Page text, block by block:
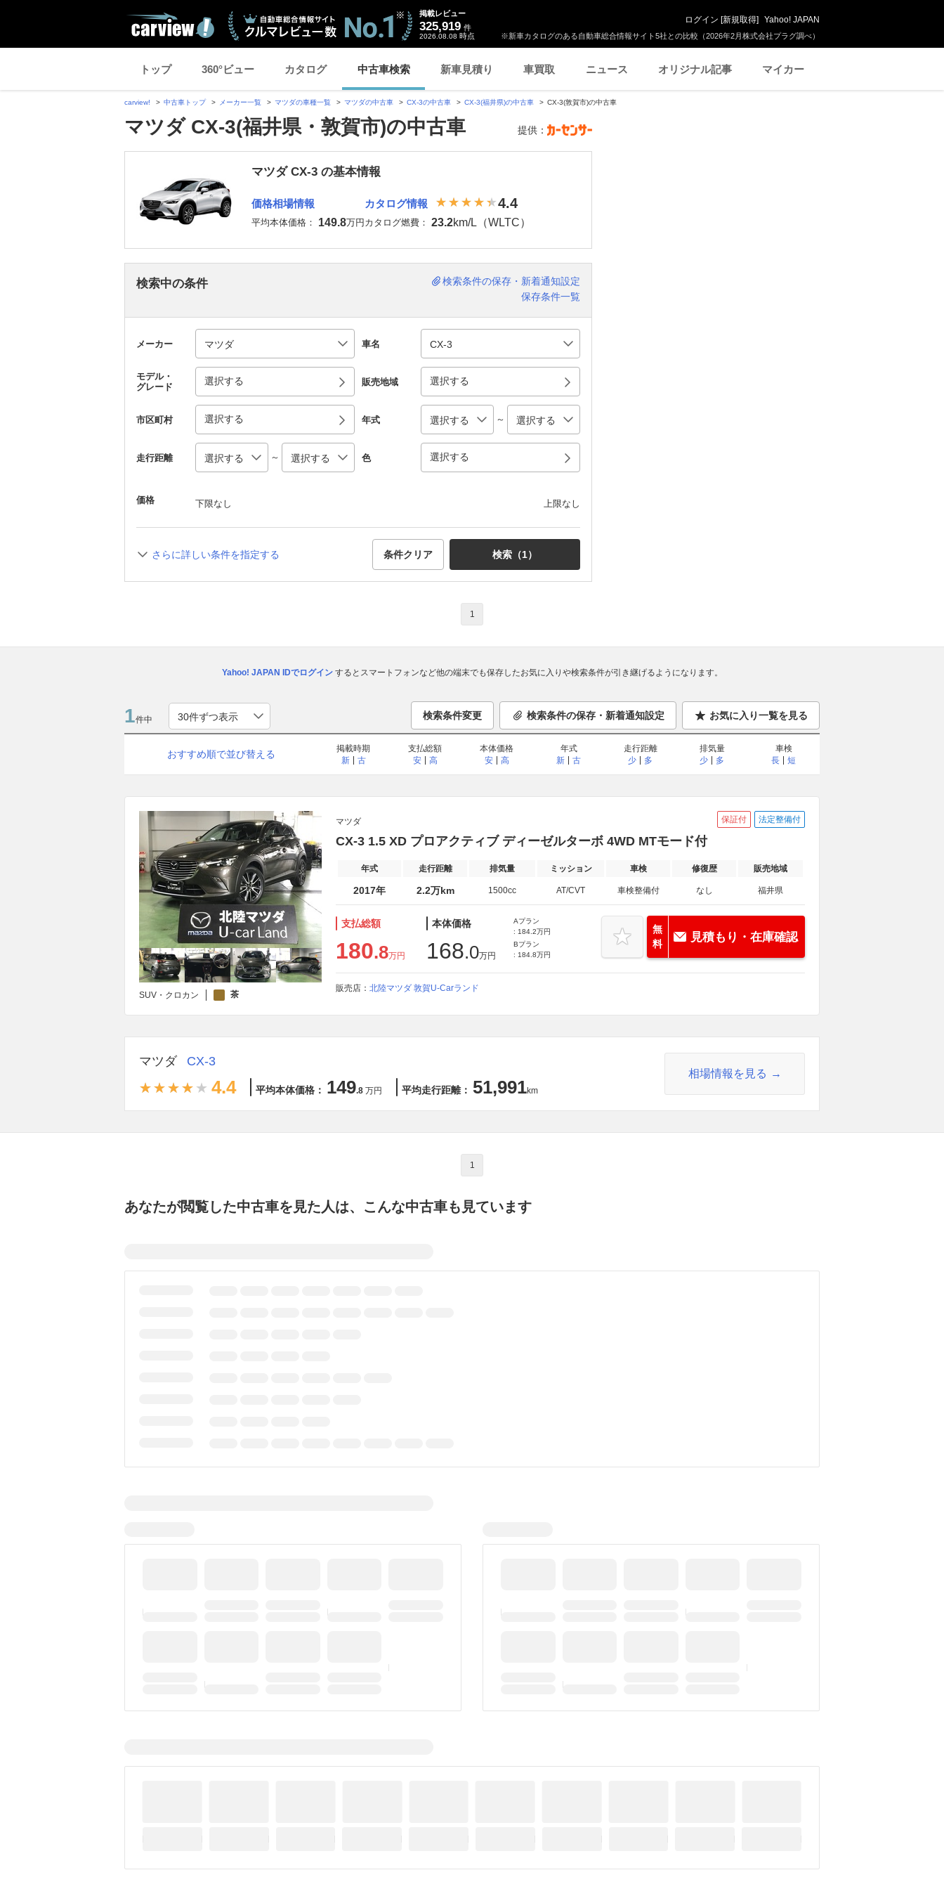
※新車カタログのある自動車総合情報サイト5社との比較（2026年2月株式会社プラグ調べ）
掲載レビュー
325,919 件
2026.08.08 時点
ログイン [新規取得] Yahoo! JAPAN
トップ 360°ビュー カタログ 中古車検索 新車見積り 車買取 ニュース オリジナル記事 マイカー
carview! 中古車トップ メーカー一覧 マツダの車種一覧 マツダの中古車 CX-3の中古車 CX-3(福井県)の中古車 CX-3(敦賀市)の中古車
マツダ CX-3(福井県・敦賀市)の中古車 提供：
マツダ CX-3 の基本情報
価格相場情報
平均本体価格： 149.8万円
カタログ情報 4.4
カタログ燃費： 23.2km/L（WLTC）
検索中の条件
検索条件の保存・新着通知設定
保存条件一覧
メーカー 車名
モデル・
グレード
選択する 販売地域 選択する
市区町村 選択する 年式 ～
走行距離 ～ 色 選択する
価格 下限なし 上限なし
さらに詳しい条件を指定する 条件クリア 検索（1）
1
Yahoo! JAPAN IDでログインするとスマートフォンなど他の端末でも保存したお気に入りや検索条件が引き継げるようになります。
1件中 検索条件変更 検索条件の保存・新着通知設定 お気に入り一覧を見る
おすすめ順で並び替える
掲載時期
新
古
支払総額
安
高
本体価格
安
高
年式
新
古
走行距離
少
多
排気量
少
多
車検
長
短
SUV・クロカン 茶
マツダ 保証付 法定整備付
CX-3 1.5 XD プロアクティブ ディーゼルターボ 4WD MTモード付
年式 走行距離 排気量 ミッション 車検 修復歴 販売地域
2017年 2.2万km 1500cc AT/CVT 車検整備付 なし 福井県
支払総額
180.8万円
本体価格
168.0万円
Aプラン
: 184.2万円
Bプラン
: 184.8万円
無
料
見積もり・在庫確認
販売店： 北陸マツダ 敦賀U-Carランド
マツダ CX-3
4.4 平均本体価格： 149.8 万円 平均走行距離： 51,991km
相場情報を見る
1
あなたが閲覧した中古車を見た人は、こんな中古車も見ています